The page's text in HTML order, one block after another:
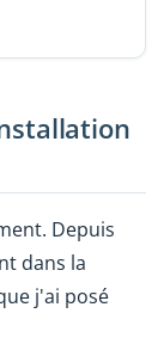
Depuis
dans la
j'ai posé